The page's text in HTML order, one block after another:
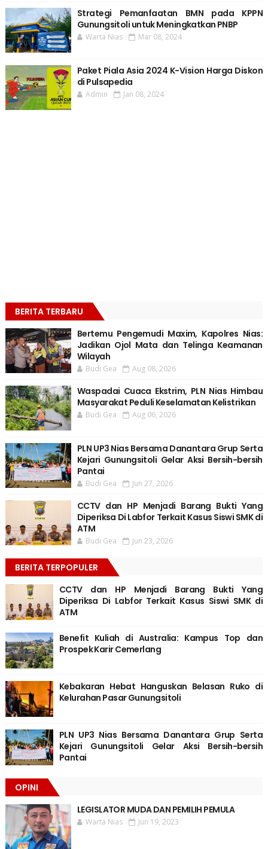
Strategi Pemanfaatan BMN pada KPPN
Gunungsitoli untuk Meningkatkan PNBP
Warta Nias Mar 08, 2024
Paket Piala Asia 2024 K-Vision Harga Diskon
di Pulsapedia
Admin Jan 08, 2024
BERITA TERBARU
Bertemu Pengemudi Maxim, Kapolres Nias:
Jadikan Ojol Mata dan Telinga Keamanan
Wilayah
Budi Gea Aug 08, 2026
Waspadai Cuaca Ekstrim, PLN Nias Himbau
Masyarakat Peduli Keselamatan Kelistrikan
Budi Gea Aug 06, 2026
PLN UP3 Nias Bersama Danantara Grup Serta
Kejari Gunungsitoli Gelar Aksi Bersih-bersih
Pantai
Budi Gea Jun 27, 2026
CCTV dan HP Menjadi Barang Bukti Yang
Diperiksa Di Labfor Terkait Kasus Siswi SMK di
ATM
Budi Gea Jun 23, 2026
BERITA TERPOPULER
CCTV dan HP Menjadi Barang Bukti Yang
Diperiksa Di Labfor Terkait Kasus Siswi SMK di
ATM
Benefit Kuliah di Australia: Kampus Top dan
Prospek Karir Cemerlang
Kebakaran Hebat Hanguskan Belasan Ruko di
Kelurahan Pasar Gunungsitoli
PLN UP3 Nias Bersama Danantara Grup Serta
Kejari Gunungsitoli Gelar Aksi Bersih-bersih
Pantai
OPINI
LEGISLATOR MUDA DAN PEMILIH PEMULA
Warta Nias Jun 19, 2023